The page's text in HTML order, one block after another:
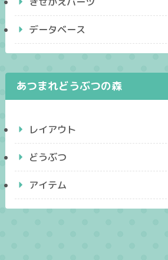
データベース
あつまれどうぶつの森
レイアウト
どうぶつ
アイテム